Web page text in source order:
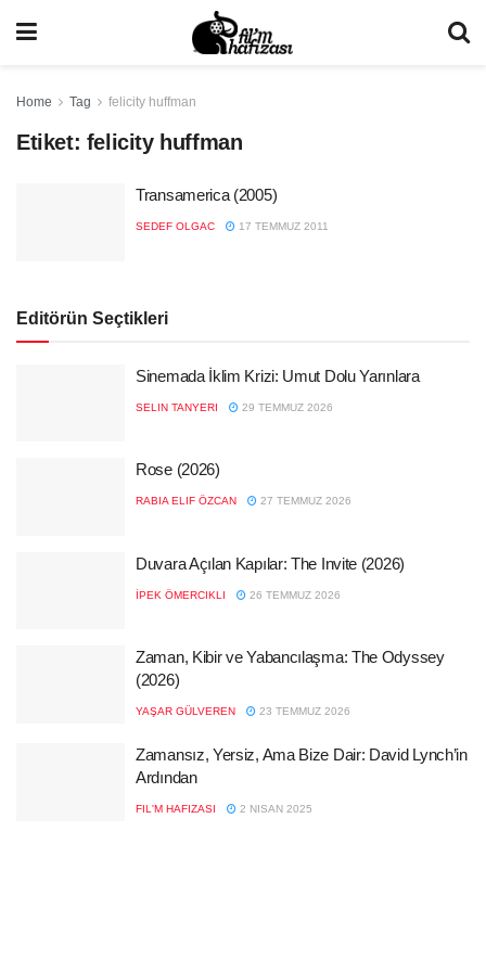
Home Tag felicity huffman
Etiket: felicity huffman
Transamerica (2005)
SEDEF OLGAC 17 TEMMUZ 2011
Editörün Seçtikleri
Sinemada İklim Krizi: Umut Dolu Yarınlara
SELIN TANYERI 29 TEMMUZ 2026
Rose (2026)
RABIA ELIF ÖZCAN 27 TEMMUZ 2026
Duvara Açılan Kapılar: The Invite (2026)
İPEK ÖMERCIKLI 26 TEMMUZ 2026
Zaman, Kibir ve Yabancılaşma: The Odyssey
(2026)
YAŞAR GÜLVEREN 23 TEMMUZ 2026
Zamansız, Yersiz, Ama Bize Dair: David Lynch’in
Ardından
FIL'M HAFIZASI 2 NISAN 2025